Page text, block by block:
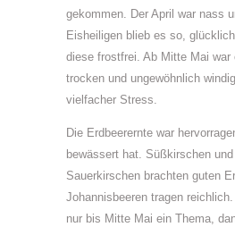
gekommen. Der April war nass
Eisheiligen blieb es so,
diese frostfrei. Ab Mitte Mai war
trocken und ungewöhnlich
vielfacher Stress.
Die Erdbeerernte war
bewässert hat. Süßkirschen
Sauerkirschen brachten guten
Johannisbeeren tragen
nur bis Mitte Mai ein Thema,